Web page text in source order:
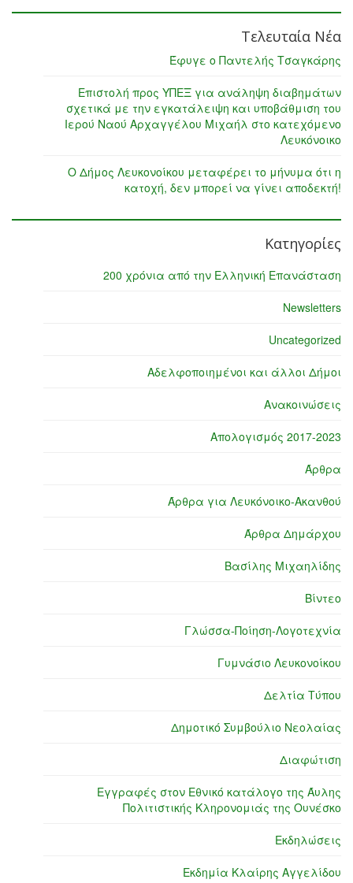
Τελευταία Νέα
Έφυγε ο Παντελής Τσαγκάρης
Επιστολή προς ΥΠΕΞ για ανάληψη διαβημάτων
σχετικά με την εγκατάλειψη και υποβάθμιση του
Ιερού Ναού Αρχαγγέλου Μιχαήλ στο κατεχόμενο
Λευκόνοικο
Ο Δήμος Λευκονοίκου μεταφέρει το μήνυμα ότι η
κατοχή, δεν μπορεί να γίνει αποδεκτή!
Κατηγορίες
200 χρόνια από την Ελληνική Επανάσταση
Newsletters
Uncategorized
Αδελφοποιημένοι και άλλοι Δήμοι
Ανακοινώσεις
Απολογισμός 2017-2023
Άρθρα
Άρθρα για Λευκόνοικο-Ακανθού
Άρθρα Δημάρχου
Βασίλης Μιχαηλίδης
Βίντεο
Γλώσσα-Ποίηση-Λογοτεχνία
Γυμνάσιο Λευκονοίκου
Δελτία Τύπου
Δημοτικό Συμβούλιο Νεολαίας
Διαφώτιση
Εγγραφές στον Εθνικό κατάλογο της Άυλης
Πολιτιστικής Κληρονομιάς της Ουνέσκο
Εκδηλώσεις
Εκδημία Κλαίρης Αγγελίδου